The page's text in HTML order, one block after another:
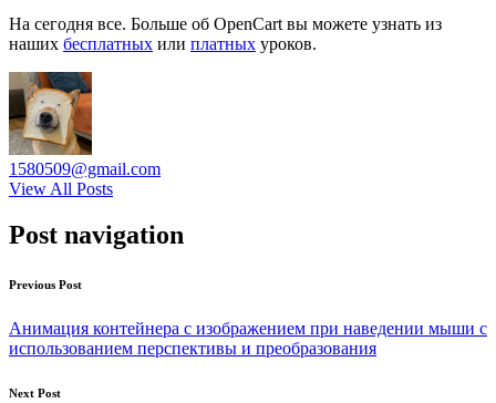
На сегодня все. Больше об OpenCart вы можете узнать из
наших бесплатных или платных уроков.
1580509@gmail.com
View All Posts
Post navigation
Previous Post
Анимация контейнера с изображением при наведении мыши с
использованием перспективы и преобразования
Next Post